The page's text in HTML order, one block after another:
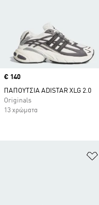
Price
€ 140
ΠΑΠΟΥΤΣΙΑ ADISTAR XLG 2.0
Originals
13 χρώματα